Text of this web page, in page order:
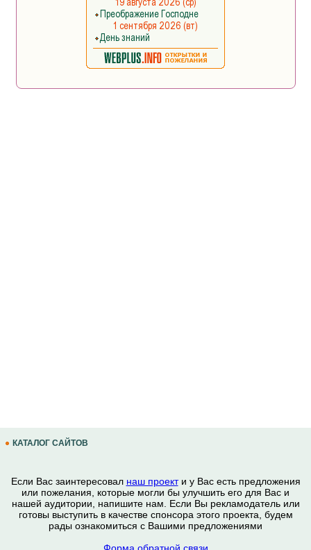
КАТАЛОГ САЙТОВ
Если Вас заинтересовал наш проекти у Вас есть предложения
или пожелания, которые могли бы улучшить его для Вас и
нашей аудитории, напишите нам. Если Вы рекламодатель или
готовы выступить в качестве спонсора этого проекта, будем
рады ознакомиться с Вашими предложениями